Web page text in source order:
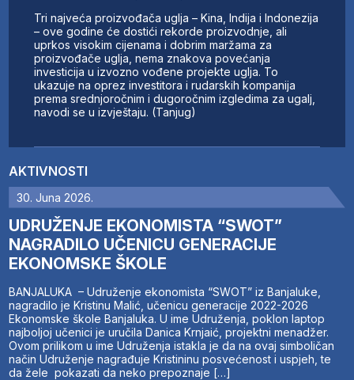
AKTIVNOSTI
30. Juna 2026.
UDRUŽENJE EKONOMISTA “SWOT”
NAGRADILO UČENICU GENERACIJE
EKONOMSKE ŠKOLE
BANJALUKA – Udruženje ekonomista “SWOT” iz Banjaluke,
nagradilo je Kristinu Malić, učenicu generacije 2022-2026
Ekonomske škole Banjaluka. U ime Udruženja, poklon laptop
najboljoj učenici je uručila Danica Krnjaić, projektni menadžer.
Ovom prilikom u ime Udruženja istakla je da na ovaj simboličan
način Udruženje nagrađuje Kristininu posvećenost i uspjeh, te
da žele pokazati da neko prepoznaje […]
Tri najveća proizvođača uglja – Kina, Indija i Indonezija
– ove godine će dostići rekorde proizvodnje, ali
uprkos visokim cijenama i dobrim maržama za
proizvođače uglja, nema znakova povećanja
investicija u izvozno vođene projekte uglja. To
ukazuje na oprez investitora i rudarskih kompanija
prema srednjoročnim i dugoročnim izgledima za ugalj,
navodi se u izvještaju. (Tanjug)